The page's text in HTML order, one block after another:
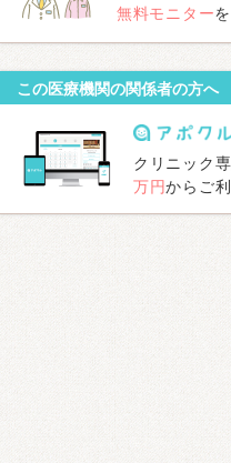
無料モニター
この医療機関の関係者の方へ
クリニック
万円からご